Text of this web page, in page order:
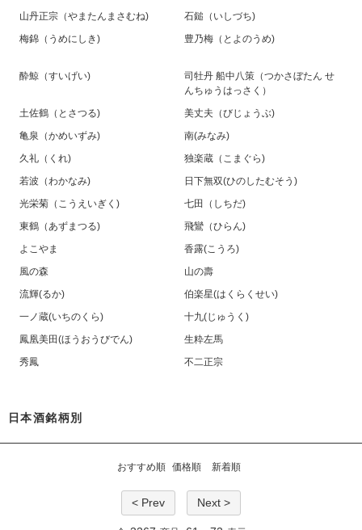
山丹正宗（やまたんまさむね)
石鎚（いしづち)
梅錦（うめにしき)
豊乃梅（とよのうめ)
酔鯨（すいげい)
司牡丹 船中八策（つかさぼたん せ
んちゅうはっさく）
土佐鶴（とさつる)
美丈夫（びじょうぶ)
亀泉（かめいずみ)
南(みなみ)
久礼（くれ)
独楽蔵（こまぐら)
若波（わかなみ)
日下無双(ひのしたむそう)
光栄菊（こうえいぎく)
七田（しちだ)
東鶴（あずまつる)
飛鸞（ひらん)
よこやま
香露(こうろ)
風の森
山の壽
流輝(るか)
伯楽星(はくらくせい)
一ノ蔵(いちのくら)
十九(じゅうく)
鳳凰美田(ほうおうびでん)
生粋左馬
秀鳳
不二正宗
日本酒銘柄別
おすすめ順 価格順 新着順
< Prev Next >